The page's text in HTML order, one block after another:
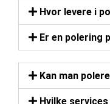
Hvor levere i
Er en polering
Kan man
Hvilke